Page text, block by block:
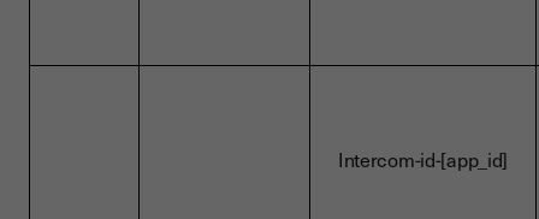
Intercom-id-[app_id]